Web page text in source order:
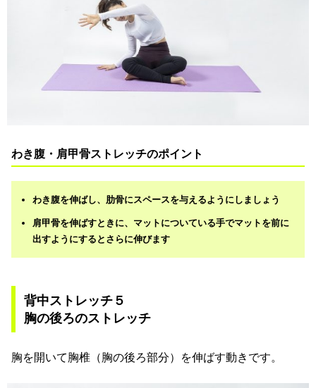
わき腹・肩甲骨ストレッチのポイント
わき腹を伸ばし、肋骨にスペースを与えるようにしましょう
肩甲骨を伸ばすときに、マットについている手でマットを前に
出すようにするとさらに伸びます
背中ストレッチ５
胸の後ろのストレッチ
胸を開いて胸椎（胸の後ろ部分）を伸ばす動きです。